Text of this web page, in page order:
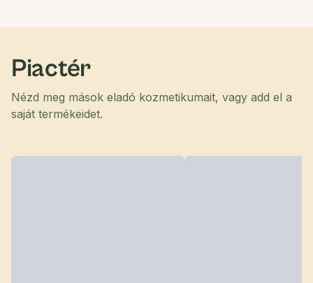
Piactér
Nézd meg mások eladó kozmetikumait, vagy add el a
saját termékeidet.